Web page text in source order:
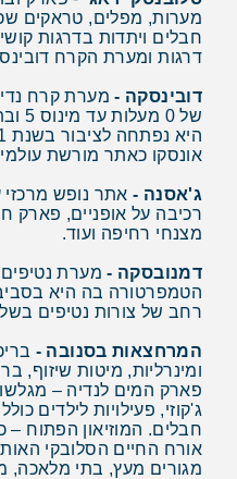
מערות, מפלים, טראקים
חבלים ויתדות בדרגות
דרגות ומערת הקרח
דובינסקה - מערת קרח
של 0
אונסקו כאתר מורשת
ג'אסנה - אתר נופש
רכיבה על אופניים, פארק
מצנחי רחיפה ועוד.
דמנובסקה -מערת נטיפים
רחב של צורות נטיפים
המרחצאות בסנובה -
ומינרליות, מיטות שיזוף,
פארק המים לנדיה –
ג'קוזי, פעילויות לילדים
חבלים. המוזיאון הפתוח –
אורח החיים הסלובקי
מגורים מעץ, בתי מלאכה,